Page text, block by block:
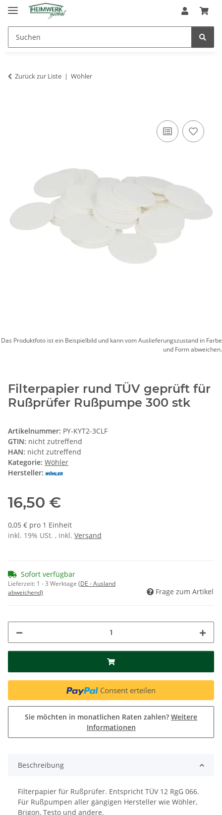
Zurück zur Liste Wöhler
Das Produktfoto ist ein Beispielbild und kann vom Auslieferungszustand in Farbe
und Form abweichen.
Filterpapier rund TÜV geprüft für
Rußprüfer Rußpumpe 300 stk
Artikelnummer: PY-KYT2-3CLF
GTIN: nicht zutreffend
HAN: nicht zutreffend
Kategorie: Wöhler
Hersteller:
16,50 €
0,05 € pro 1 Einheit
inkl. 19% USt. , inkl. Versand
Sofort verfügbar
Lieferzeit: 1 - 3 Werktage (DE - Ausland
abweichend)
Frage zum Artikel
Consent erteilen
Sie möchten in monatlichen Raten zahlen? Weitere
Informationen
Beschreibung
Filterpapier für Rußprüfer. Entspricht TÜV 12 RgG 066.
Für Rußpumpen aller gängigen Hersteller wie Wöhler,
Brigon, Testo und andere.